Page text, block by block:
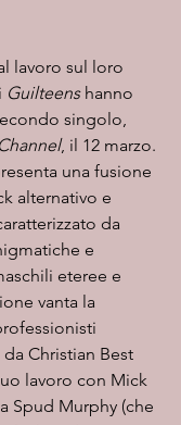
Guilteens hanno
singolo,
, il 12 marzo.
una fusione
alternativo e
da
e
eteree e
vanta la
Christian Best
lavoro con Mick
Spud Murphy (che